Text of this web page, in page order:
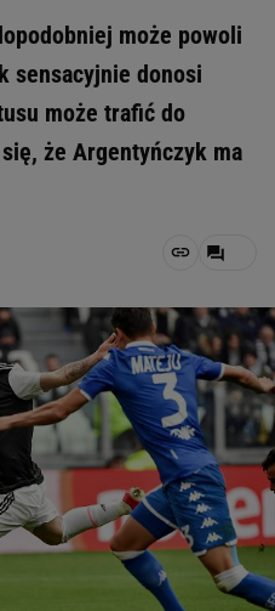
może powoli
sensacyjnie donosi
może trafić do
że Argentyńczyk ma